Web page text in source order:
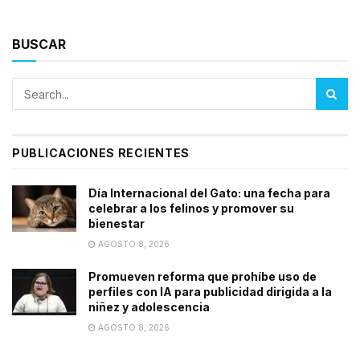
BUSCAR
PUBLICACIONES RECIENTES
Día Internacional del Gato: una fecha para
celebrar a los felinos y promover su
bienestar
AGOSTO 8, 2026
Promueven reforma que prohíbe uso de
perfiles con IA para publicidad dirigida a la
niñez y adolescencia
AGOSTO 8, 2026